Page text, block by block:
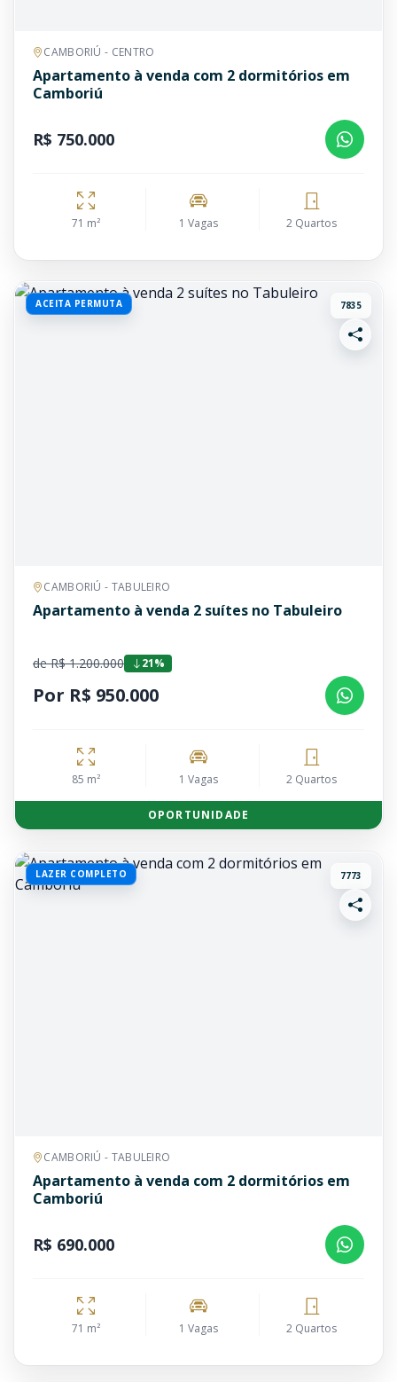
CAMBORIÚ - CENTRO
Apartamento à venda com 2 dormitórios em
Camboriú
R$ 750.000
71 m² 1 Vagas 2 Quartos
ACEITA PERMUTA 7835
CAMBORIÚ - TABULEIRO
Apartamento à venda 2 suítes no Tabuleiro
de R$ 1.200.000 21%
Por R$ 950.000
85 m² 1 Vagas 2 Quartos
OPORTUNIDADE
LAZER COMPLETO 7773
CAMBORIÚ - TABULEIRO
Apartamento à venda com 2 dormitórios em
Camboriú
R$ 690.000
71 m² 1 Vagas 2 Quartos